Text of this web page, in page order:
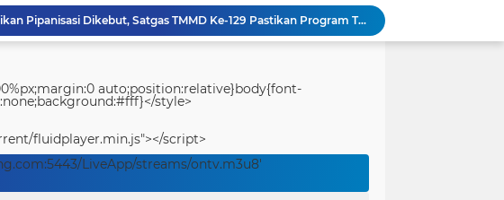
Perbaikan Pipanisasi Dikebut, Satgas TMMD Ke-129 Pastikan Program TNI Manunggal Air Bersih Segera Dinikmati Warga Kampung Sesor
Festival Pawai Telong-Telong Jadi Magnet Ribuan Warga di Perayaan HJK Padang ke-357
TMMD Ke-129 Tuntaskan Pembukaan Lahan 1 Hektar, Siap Ditanami untuk Perkuat Ketahanan Pangan Kampung Sesor
auto;position:relative}body{font-
style>
fluidplayer.min.js"></script>
LiveApp/streams/ontv.m3u8'